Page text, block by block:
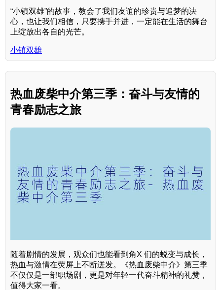
“小镇双雄”的故事，教会了我们友谊的珍贵与追梦的决
心，也让我们相信，只要携手并进，一定能在生活的舞台
上绽放出各自的光芒。
小镇双雄
热血废柴中介第三季：奋斗与友情的
青春励志之旅
随着剧情的发展，观众们也能看到角X 们的蜕变与成长，
热血与激情在荧屏上不断迸发。《热血废柴中介》第三季
不仅仅是一部职场剧，更是对年轻一代奋斗精神的礼赞，
值得大家一看。